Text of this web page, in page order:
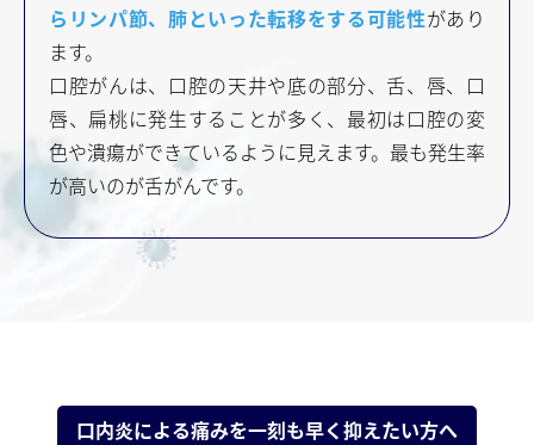
らリンパ節、肺といった転移をする可能性があり
ます。
口腔がんは、口腔の天井や底の部分、舌、唇、口
唇、扁桃に発生することが多く、最初は口腔の変
色や潰瘍ができているように見えます。最も発生率
が高いのが舌がんです。
口内炎による痛みを一刻も早く抑えたい方へ